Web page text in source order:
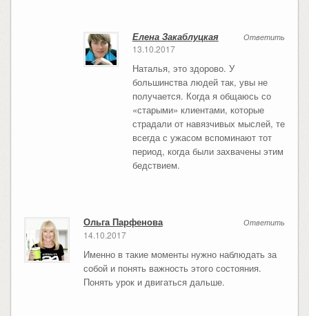
Ответить
Елена Закаблуцкая
13.10.2017
Наталья, это здорово. У
большинства людей так, увы не
получается. Когда я общаюсь со
«старыми» клиентами, которые
страдали от навязчивых мыслей, те
всегда с ужасом вспоминают тот
период, когда были захвачены этим
бедствием.
Ответить
Ольга Парфенова
14.10.2017
Именно в такие моменты нужно наблюдать за
собой и понять важность этого состояния.
Понять урок и двигаться дальше.